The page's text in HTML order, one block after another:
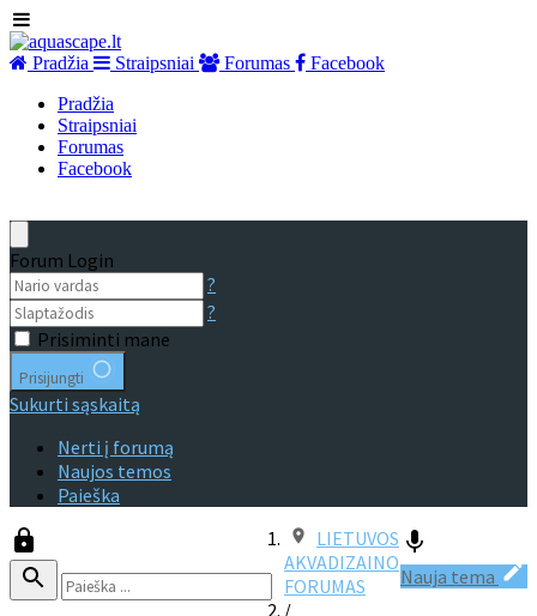
Pradžia Straipsniai Forumas
Facebook
Pradžia
Straipsniai
Forumas
Facebook
Forum Login
?
?
Prisiminti mane
Prisijungti
Sukurti sąskaitą
Nerti į forumą
Naujos temos
Paieška
Nauja tema
LIETUVOS
AKVADIZAINO
FORUMAS
/